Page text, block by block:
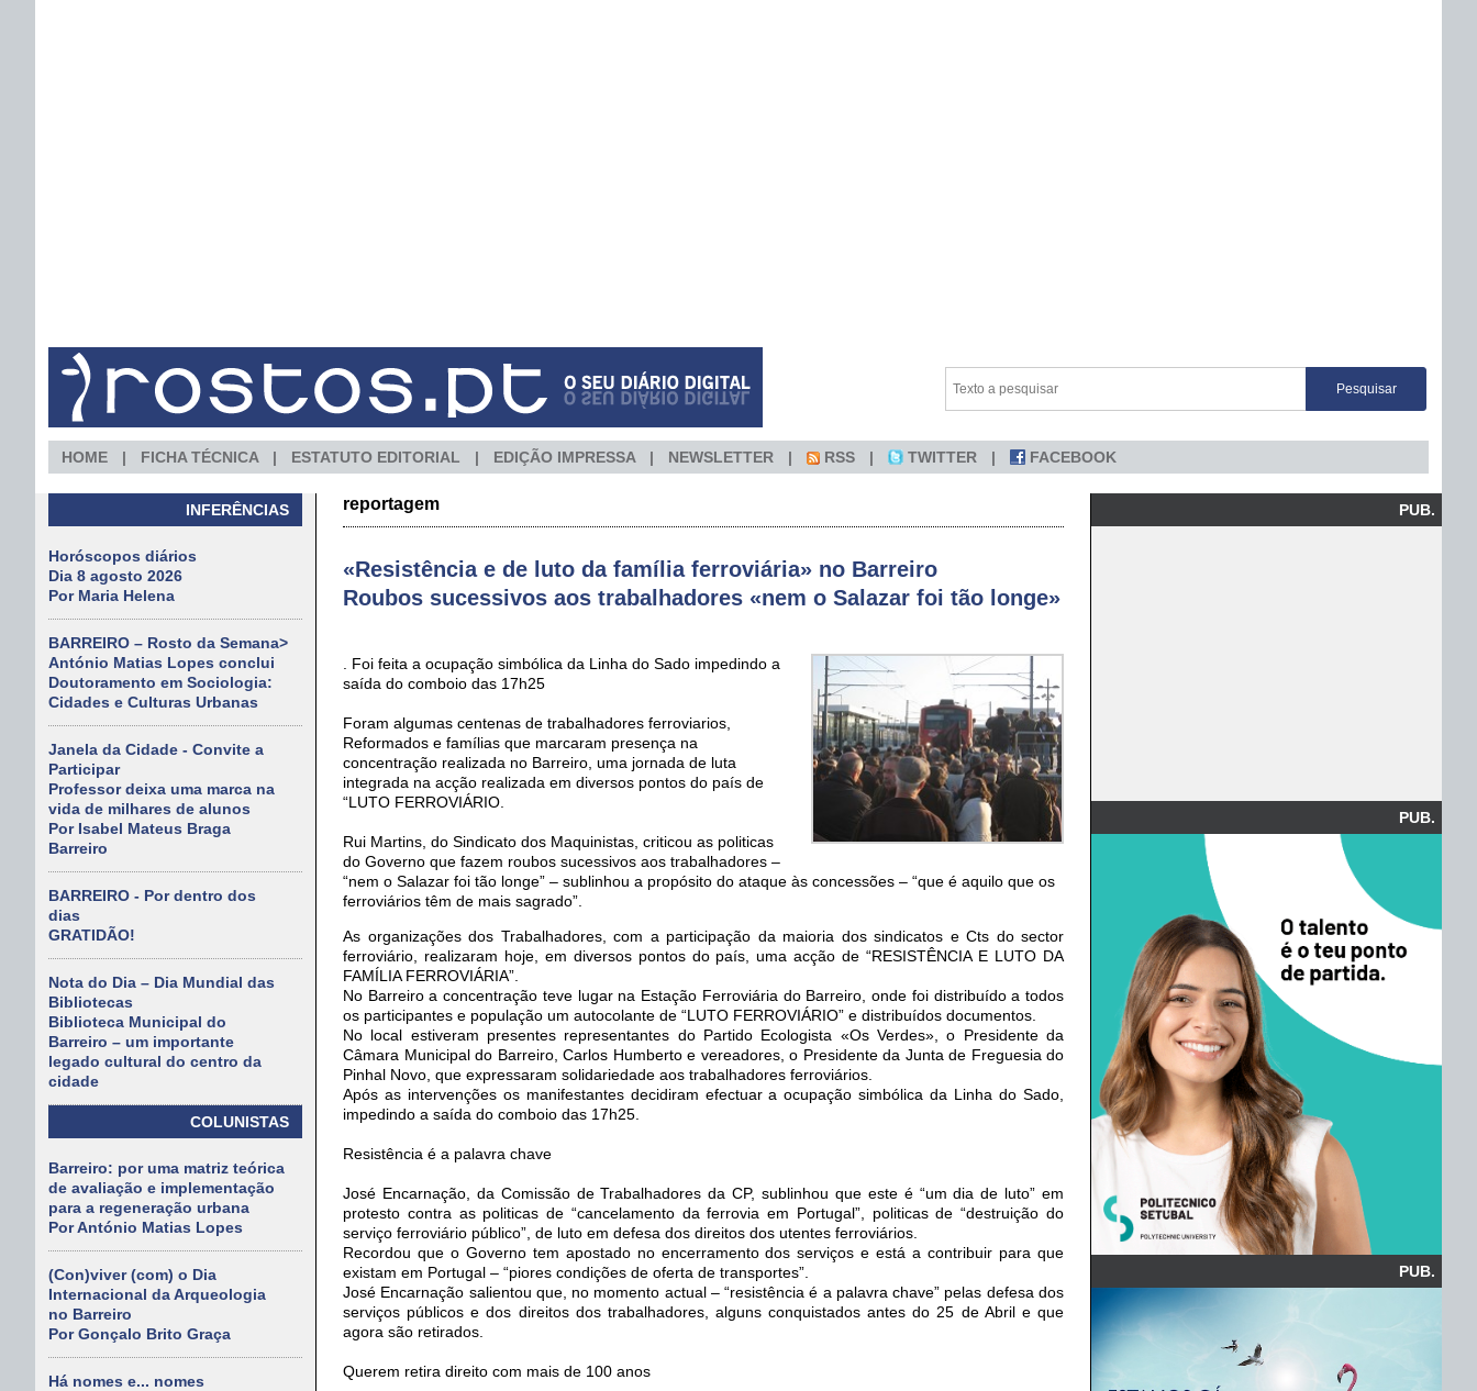
HOME FICHA TÉCNICA ESTATUTO EDITORIAL EDIÇÃO IMPRESSA NEWSLETTER RSS TWITTER FACEBOOK
INFERÊNCIAS
Horóscopos diários
Dia 8 agosto 2026
Por Maria Helena
BARREIRO – Rosto da Semana>
António Matias Lopes conclui
Doutoramento em Sociologia:
Cidades e Culturas Urbanas
Janela da Cidade - Convite a
Participar
Professor deixa uma marca na
vida de milhares de alunos
Por Isabel Mateus Braga
Barreiro
BARREIRO - Por dentro dos
dias
GRATIDÃO!
Nota do Dia – Dia Mundial das
Bibliotecas
Biblioteca Municipal do
Barreiro – um importante
legado cultural do centro da
cidade
COLUNISTAS
Barreiro: por uma matriz teórica
de avaliação e implementação
para a regeneração urbana
Por António Matias Lopes
(Con)viver (com) o Dia
Internacional da Arqueologia
no Barreiro
Por Gonçalo Brito Graça
Há nomes e... nomes
reportagem
«Resistência e de luto da família ferroviária» no Barreiro
Roubos sucessivos aos trabalhadores «nem o Salazar foi tão longe»
. Foi feita a ocupação simbólica da Linha do Sado impedindo a
saída do comboio das 17h25
Foram algumas centenas de trabalhadores ferroviarios,
Reformados e famílias que marcaram presença na
concentração realizada no Barreiro, uma jornada de luta
integrada na acção realizada em diversos pontos do país de
“LUTO FERROVIÁRIO.
Rui Martins, do Sindicato dos Maquinistas, criticou as politicas
do Governo que fazem roubos sucessivos aos trabalhadores –
“nem o Salazar foi tão longe” – sublinhou a propósito do ataque às concessões – “que é aquilo que os
ferroviários têm de mais sagrado”.
As organizações dos Trabalhadores, com a participação da maioria dos sindicatos e Cts do sector
ferroviário, realizaram hoje, em diversos pontos do país, uma acção de “RESISTÊNCIA E LUTO DA
FAMÍLIA FERROVIÁRIA”.
No Barreiro a concentração teve lugar na Estação Ferroviária do Barreiro, onde foi distribuído a todos
os participantes e população um autocolante de “LUTO FERROVIÁRIO” e distribuídos documentos.
No local estiveram presentes representantes do Partido Ecologista «Os Verdes», o Presidente da
Câmara Municipal do Barreiro, Carlos Humberto e vereadores, o Presidente da Junta de Freguesia do
Pinhal Novo, que expressaram solidariedade aos trabalhadores ferroviários.
Após as intervenções os manifestantes decidiram efectuar a ocupação simbólica da Linha do Sado,
impedindo a saída do comboio das 17h25.
Resistência é a palavra chave
José Encarnação, da Comissão de Trabalhadores da CP, sublinhou que este é “um dia de luto” em
protesto contra as politicas de “cancelamento da ferrovia em Portugal”, politicas de “destruição do
serviço ferroviário público”, de luto em defesa dos direitos dos utentes ferroviários.
Recordou que o Governo tem apostado no encerramento dos serviços e está a contribuir para que
existam em Portugal – “piores condições de oferta de transportes”.
José Encarnação salientou que, no momento actual – “resistência é a palavra chave” pelas defesa dos
serviços públicos e dos direitos dos trabalhadores, alguns conquistados antes do 25 de Abril e que
agora são retirados.
Querem retira direito com mais de 100 anos
PUB.
PUB.
PUB.